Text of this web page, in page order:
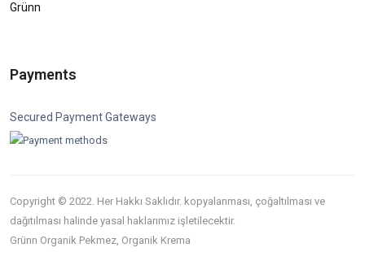
Grünn
Payments
Secured Payment Gateways
Copyright © 2022. Her Hakkı Saklıdır. kopyalanması, çoğaltılması ve
dağıtılması halinde yasal haklarımız işletilecektir.
Grünn Organik Pekmez, Organik Krema